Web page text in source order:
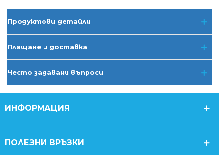
Продуктови детайли
Плащане и доставка
Често задавани въпроси
ИНФОРМАЦИЯ
ПОЛЕЗНИ ВРЪЗКИ